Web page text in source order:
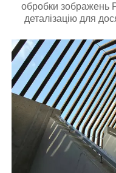
обробки зображень
деталізацію для